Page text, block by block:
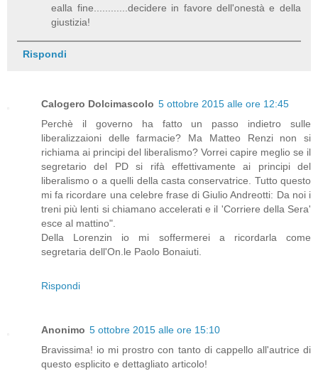
ealla fine............decidere in favore dell'onestà e della
giustizia!
Rispondi
Calogero Dolcimascolo 5 ottobre 2015 alle ore 12:45
Perchè il governo ha fatto un passo indietro sulle
liberalizzaioni delle farmacie? Ma Matteo Renzi non si
richiama ai principi del liberalismo? Vorrei capire meglio se il
segretario del PD si rifà effettivamente ai principi del
liberalismo o a quelli della casta conservatrice. Tutto questo
mi fa ricordare una celebre frase di Giulio Andreotti: Da noi i
treni più lenti si chiamano accelerati e il 'Corriere della Sera'
esce al mattino".
Della Lorenzin io mi soffermerei a ricordarla come
segretaria dell'On.le Paolo Bonaiuti.
Rispondi
Anonimo 5 ottobre 2015 alle ore 15:10
Bravissima! io mi prostro con tanto di cappello all'autrice di
questo esplicito e dettagliato articolo!